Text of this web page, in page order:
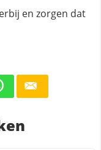
erbij en zorgen dat